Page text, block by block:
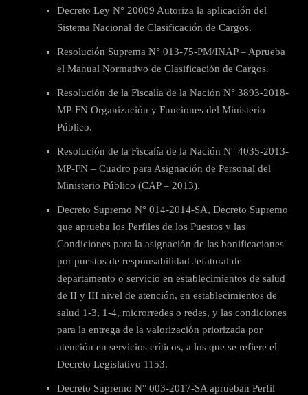
Decreto Ley N° 20009 Autoriza la aplicación del
Sistema Nacional de Clasificación de Cargos.
Resolución Suprema N° 013-75-PM/INAP – Aprueba
el Manual Normativo de Clasificación de Cargos.
Resolución de la Fiscalía de la Nación N° 3893-2018-
MP-FN Organización y Funciones del Ministerio
Público.
Resolución de la Fiscalía de la Nación N° 4035-2013-
MP-FN – Cuadro para Asignación de Personal del
Ministerio Público (CAP – 2013).
Decreto Supremo N° 014-2014-SA, Decreto Supremo
que aprueba los Perfiles de los Puestos y las
Condiciones para la asignación de las bonificaciones
por puestos de responsabilidad Jefatural de
departamento o servicio en establecimientos de salud
de II y III nivel de atención, en establecimientos de
salud 1-3, 1-4, microrredes o redes, y las condiciones
para la entrega de la valorización priorizada por
atención en servicios críticos, a los que se refiere el
Decreto Legislativo 1153.
Decreto Supremo N° 003-2017-SA aprueban Perfil